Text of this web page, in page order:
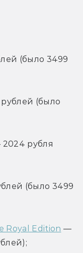
(было 3499
(было
рубля
(было 3499
Royal Edition —